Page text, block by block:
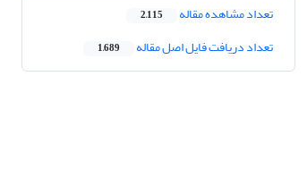
تعداد مشاهده مقاله 2,115
تعداد دریافت فایل اصل مقاله 1,689